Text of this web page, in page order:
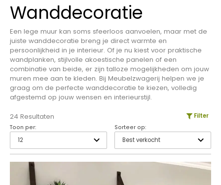
Wanddecoratie
Een lege muur kan soms sfeerloos aanvoelen, maar met de
juiste wanddecoratie breng je direct warmte en
persoonlijkheid in je interieur. Of je nu kiest voor praktische
wandplanken, stijlvolle akoestische panelen of een
combinatie van beide, er zijn talloze mogelijkheden om jouw
muren mee aan te kleden. Bij Meubelzwagerij helpen we je
graag om de perfecte wanddecoratie te kiezen, volledig
afgestemd op jouw wensen en interieurstijl.
24 Resultaten Filter
Toon per: Sorteer op: